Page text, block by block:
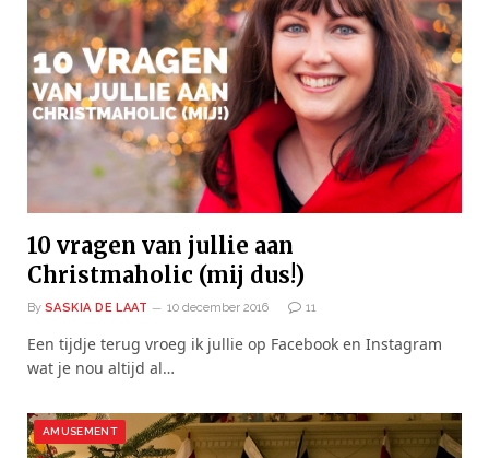
10 vragen van jullie aan
Christmaholic (mij dus!)
By SASKIA DE LAAT 10 december 2016 11
Een tijdje terug vroeg ik jullie op Facebook en Instagram
wat je nou altijd al…
AMUSEMENT